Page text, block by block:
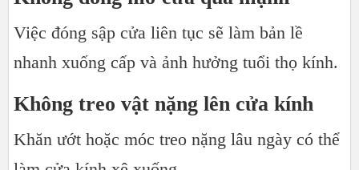
Việc đóng sập cửa liên tục sẽ làm bản lề
nhanh xuống cấp và ảnh hưởng tuổi thọ kính.
Không treo vật nặng lên cửa kính
Khăn ướt hoặc móc treo nặng lâu ngày có thể